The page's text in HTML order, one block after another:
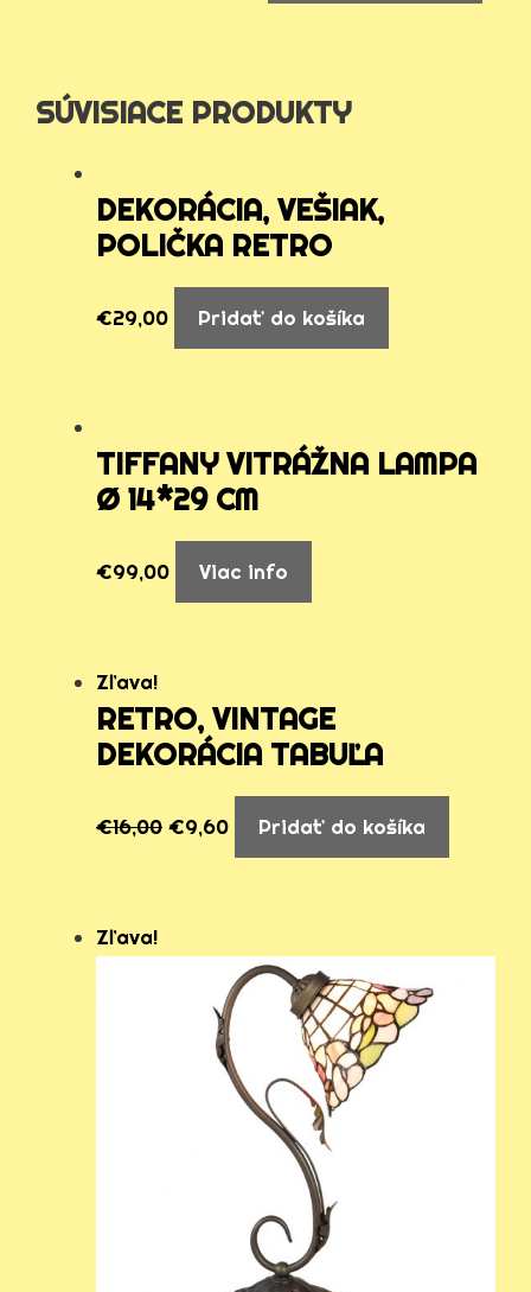
SÚVISIACE PRODUKTY
DEKORÁCIA, VEŠIAK,
POLIČKA RETRO
€29,00 Pridať do košíka
TIFFANY VITRÁŽNA LAMPA
Ø 14*29 CM
€99,00 Viac info
Zľava!
RETRO, VINTAGE
DEKORÁCIA TABUĽA
€16,00 €9,60 Pridať do košíka
Zľava!